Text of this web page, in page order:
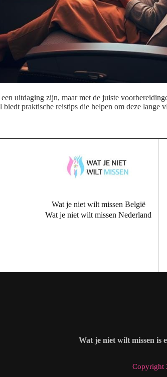
uitdaging zijn, maar met de juiste
biedt praktische reistips die helpen om deze
Wat je niet wilt missen België
Wat je niet wilt missen Nederland
Wat je niet wilt missen is
Copyright